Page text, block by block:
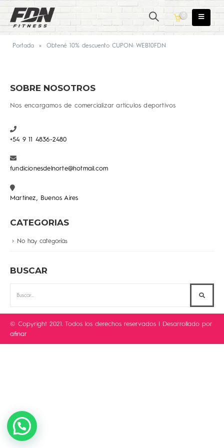
0
Portada » Obtené 10% descuento CUPON: WEB10FDN
SOBRE NOSOTROS
Nos encargamos de comercializar articulos deportivos
+54 9 11 4836-2480
fundicionesdelnorte@hotmail.com
Martinez, Buenos Aires
CATEGORIAS
No hay categorías
BUSCAR
© Copyright 2021. Todos los derechos reservados | Desarrollado por
afinar